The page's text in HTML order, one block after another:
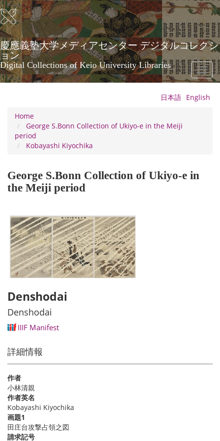
Skip
to
main
content
慶應義塾大学メディアセンター デジタルコレクシ
ョン
Digital Collections of Keio University Libraries
Toggle
日本語 English
Home
George S.Bonn Collection of Ukiyo-e in the Meiji
period
Kobayashi Kiyochika
George S.Bonn Collection of Ukiyo-e in
the Meiji period
Denshodai
Denshodai
IIIF Manifest
詳細情報
作者
小林清親
作者英名
Kobayashi Kiyochika
画題1
田庄台攻撃占領之図
請求記号